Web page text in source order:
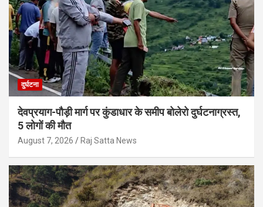
दुर्घटना
देवप्रयाग-पौड़ी मार्ग पर कुंडाधार के समीप बोलेरो दुर्घटनाग्रस्त,
5 लोगों की मौत
August 7, 2026 Raj Satta News